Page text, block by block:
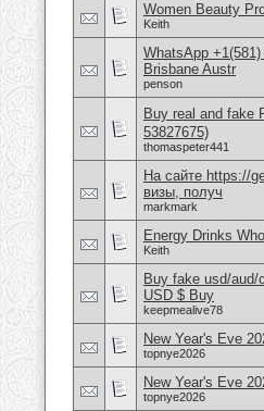
Women Beauty
Keith
WhatsApp
Brisbane Austr
penson
Buy real and fake
53827675)
thomaspeter441
На сайте https://
визы, получ
markmark
Energy Drinks
Keith
Buy fake usd/
USD $ Buy
keepmealive78
New Year's Eve
topnye2026
New Year's Eve
topnye2026